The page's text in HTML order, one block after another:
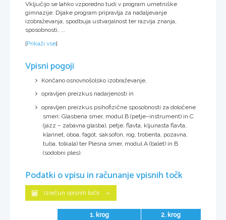
Vključijo se lahko vzporedno tudi v program umetniške
gimnazije. Dijake program pripravlja za nadaljevanje
izobraževanja, spodbuja ustvarjalnost ter razvija znanja,
sposobnosti, ...
[Prikaži vse]
Vpisni pogoji
Končano osnovnošolsko izobraževanje,
opravljen preizkus nadarjenosti in
opravljen preizkus psihofizične sposobnosti za določene
smeri: Glasbena smer, modul B (petje–instrument) in C
(jazz – zabavna glasba), petje, flavta, kljunasta flavta,
klarinet, oboa, fagot, saksofon, rog, trobenta, pozavna,
tuba, tolkala) ter Plesna smer, modul A (balet) in B
(sodobni ples).
Podatki o vpisu in računanje vpisnih točk
Izračun vpisnih točk
1. krog
2. krog